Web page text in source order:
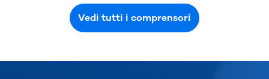
Vedi tutti i comprensori